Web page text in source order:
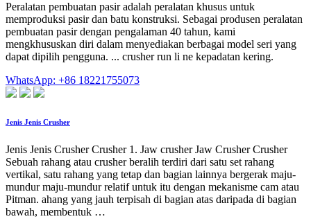
Peralatan pembuatan pasir adalah peralatan khusus untuk
memproduksi pasir dan batu konstruksi. Sebagai produsen peralatan
pembuatan pasir dengan pengalaman 40 tahun, kami
mengkhususkan diri dalam menyediakan berbagai model seri yang
dapat dipilih pengguna. ... crusher run li ne kepadatan kering.
WhatsApp: +86 18221755073
Jenis Jenis Crusher
Jenis Jenis Crusher Crusher 1. Jaw crusher Jaw Crusher Crusher
Sebuah rahang atau crusher beralih terdiri dari satu set rahang
vertikal, satu rahang yang tetap dan bagian lainnya bergerak maju-
mundur maju-mundur relatif untuk itu dengan mekanisme cam atau
Pitman. ahang yang jauh terpisah di bagian atas daripada di bagian
bawah, membentuk …